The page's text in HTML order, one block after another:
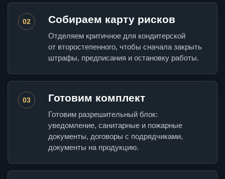
02 Собираем карту рисков
Отделяем критичное для кондитерской
от второстепенного, чтобы сначала закрыть
штрафы, предписания и остановку работы.
03 Готовим комплект
Готовим разрешительный блок:
уведомление, санитарные и пожарные
документы, договоры с подрядчиками,
документы на продукцию.